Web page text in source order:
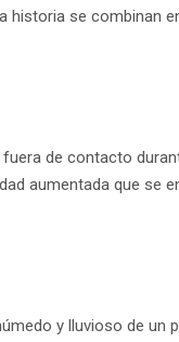
historia se combinan
de contacto
aumentada que se
y lluvioso de un